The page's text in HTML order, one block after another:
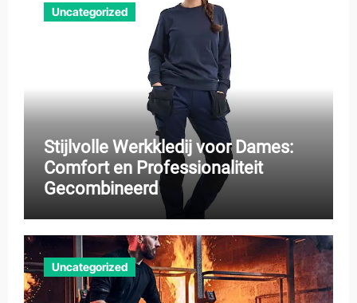
Uncategorized
Stijlvolle Werkkledij voor Dames:
Comfort en Professionaliteit
Gecombineerd
Uncategorized